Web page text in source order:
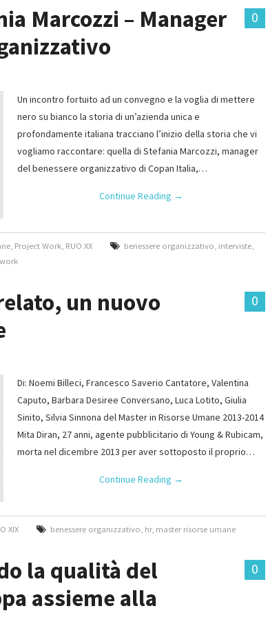
0
Marcozzi – Manager
Un incontro fortuito ad un convegno e la voglia di mettere
nero su bianco la storia di un’azienda unica e
profondamente italiana tracciano l’inizio della storia che vi
vogliamo raccontare: quella di Stefania Marcozzi, manager
del benessere organizzativo di Copan Italia,…
Continue Reading →
, Project Work, RUO XX benessere organizzativo, interviste,
0
un nuovo
Di: Noemi Billeci, Francesco Saverio Cantatore, Valentina
Caputo, Barbara Desiree Conversano, Luca Lotito, Giulia
Sinito, Silvia Sinnona del Master in Risorse Umane 2013-2014
Mita Diran, 27 anni, agente pubblicitario di Young & Rubicam,
morta nel dicembre 2013 per aver sottoposto il proprio…
Continue Reading →
XIX benessere organizzativo, hr, master risorse umane
0
la qualità del
assieme alla